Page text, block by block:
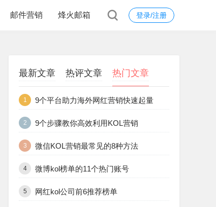
登录/注册
邮件营销 烽火邮箱
最新文章 热评文章 热门文章
1 9个平台助力海外网红营销快速起量
2 9个步骤教你高效利用KOL营销
3 微信KOL营销最常见的8种方法
4 微博kol榜单的11个热门账号
5 网红kol公司前6推荐榜单